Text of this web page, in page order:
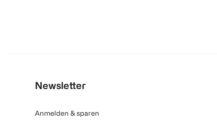
Newsletter
Anmelden & sparen